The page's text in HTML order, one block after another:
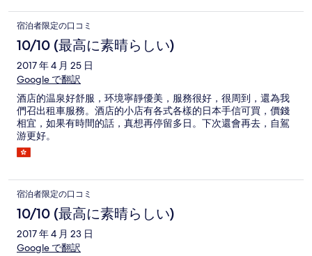
宿泊者限定の口コミ
10/10 (最高に素晴らしい)
2017 年 4 月 25 日
Google で翻訳
酒店的温泉好舒服，环境寧靜優美，服務很好，很周到，還為我
們召出租車服務。酒店的小店有各式各樣的日本手信可買，價錢
相宜，如果有時間的話，真想再停留多日。下次還會再去，自鴐
游更好。
宿泊者限定の口コミ
10/10 (最高に素晴らしい)
2017 年 4 月 23 日
Google で翻訳